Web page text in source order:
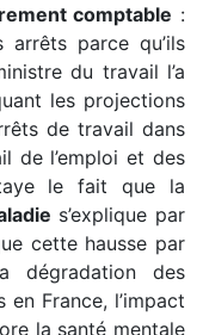
comptable :
parce qu’ils
du travail l’a
les projections
de travail dans
de l’emploi et des
le fait que la
s’explique par
cette hausse par
dégradation des
France, l’impact
la santé mentale